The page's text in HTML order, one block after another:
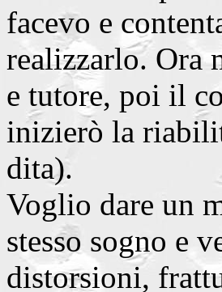
facevo e
realizzarlo. Ora
e tutore, poi il
inizierò la
dita).
Voglio dare un
stesso sogno e
distorsioni,